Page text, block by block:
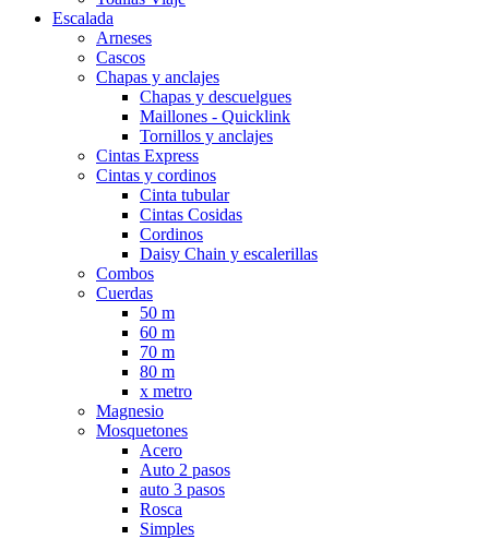
Escalada
Arneses
Cascos
Chapas y anclajes
Chapas y descuelgues
Maillones - Quicklink
Tornillos y anclajes
Cintas Express
Cintas y cordinos
Cinta tubular
Cintas Cosidas
Cordinos
Daisy Chain y escalerillas
Combos
Cuerdas
50 m
60 m
70 m
80 m
x metro
Magnesio
Mosquetones
Acero
Auto 2 pasos
auto 3 pasos
Rosca
Simples